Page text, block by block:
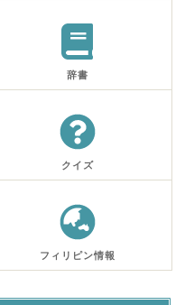
辞書
クイズ
フィリピン情報